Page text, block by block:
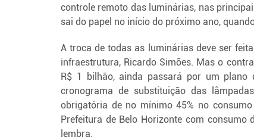
controle remoto das luminárias, nas
sai do papel no início do próximo ano,
A troca de todas as luminárias deve ser
infraestrutura, Ricardo Simões. Mas o
R$ 1 bilhão, ainda passará por um plano
cronograma de substituição das
obrigatória de no mínimo 45% no
Prefeitura de Belo Horizonte com consumo
lembra.